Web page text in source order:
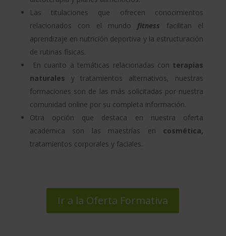
Las titulaciones que ofrecen conocimientos
relacionados con el mundo fitness facilitan el
aprendizaje en nutrición deportiva y la estructuración
de rutinas físicas.
En cuanto a temáticas relacionadas con terapias
naturales y tratamientos alternativos, nuestras
formaciones son de las más solicitadas por nuestra
comunidad online por su completa información.
Otra opción que destaca en nuestra oferta
académica son las maestrías en cosmética,
tratamientos corporales y faciales.
Ir a la Oferta Formativa